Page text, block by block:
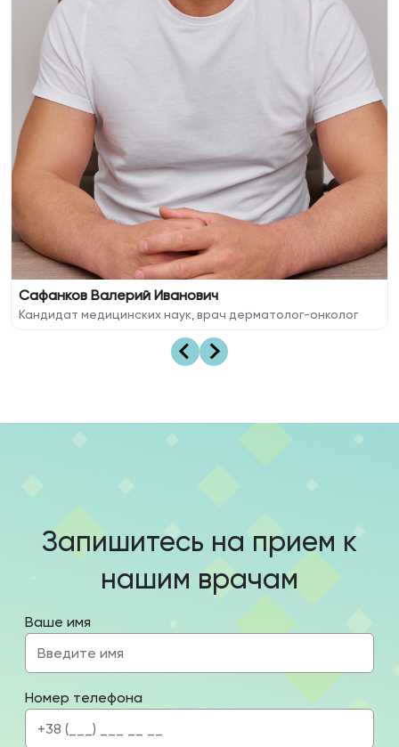
Сафанков Валерий Иванович
Кандидат медицинских наук, врач дерматолог-онколог
Запишитесь на прием к
нашим врачам
Ваше имя
Номер телефона